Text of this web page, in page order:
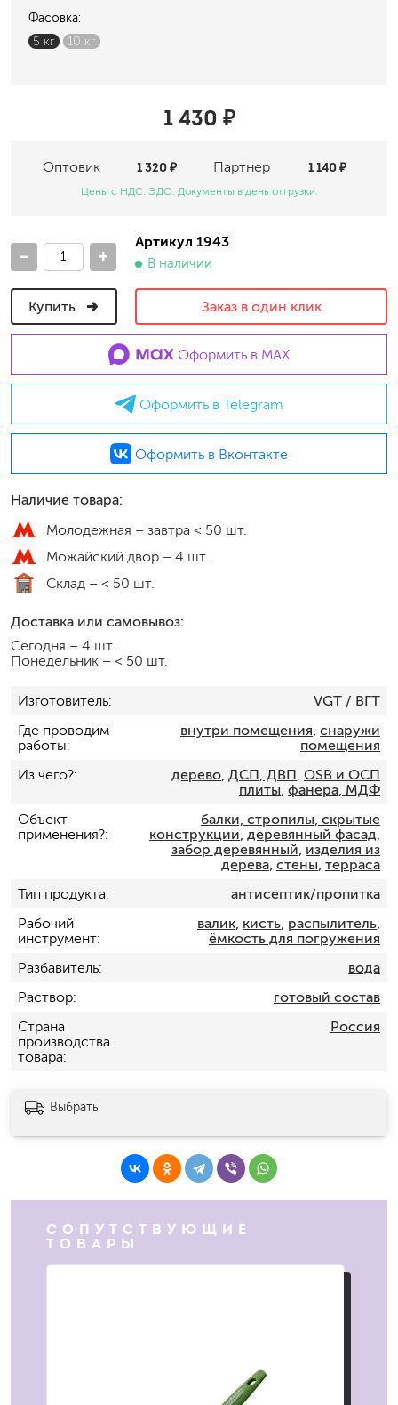
Фасовка:
5 кг
10 кг
1 430 ₽
Оптовик Партнер
1 320 ₽ 1 140 ₽
Цены с НДС. ЭДО. Документы в день отгрузки.
- +
Артикул 1943
В наличии
Купить Заказ в один клик
Оформить в MAX
Оформить в Telegram
Оформить в Вконтакте
Наличие товара:
Молодежная – завтра < 50 шт.
Можайский двор – 4 шт.
Склад – < 50 шт.
Доставка или самовывоз:
Сегодня – 4 шт.
Понедельник – < 50 шт.
Изготовитель VGT / ВГТ
Где проводим
работы
внутри помещения снаружи
помещения
Из чего?
дерево, ДСП, ДВП OSB и ОСП
плиты фанера, МДФ
Объект
применения?
балки, стропилы, скрытые
конструкции деревянный фасад
забор деревянный изделия из
дерева, стены терраса
Тип продукта
антисептик/пропитка
Рабочий
инструмент
валик, кисть, распылитель,
ёмкость для погружения
Разбавитель
вода
Раствор
готовый состав
Страна
производства
товара
Россия
Выбрать
СОПУТСТВУЮЩИЕ
ТОВАРЫ